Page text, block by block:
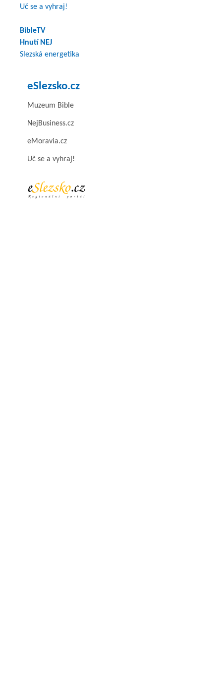
Uč se a vyhraj!
BibleTV
Hnutí NEJ
Slezská energetika
eSlezsko.cz
Muzeum Bible
NejBusiness.cz
eMoravia.cz
Uč se a vyhraj!